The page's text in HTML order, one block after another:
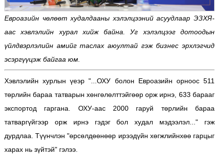
Евроазийн чөлөөт худалдааны хэлэлцээний асуудлаар ЭЗХЯ-
аас хэвлэлийн хурал хийж байна. Уг хэлэлцээг дотоодын
үйлдвэрлэлийн амийг таслах аюултай гэж бизнес эрхлэгчид
эсэргүүцэж байгаа юм.
Хэвлэлийн хурлын үеэр "...ОХУ болон Евроазийн орноос 511
төрлийн бараа татварын хөнгөлөлттэйгөөр орж ирнэ, 633 барааг
экспортод гаргана. ОХУ-аас 2000 гаруй төрлийн бараа
татваргүйгээр орж ирнэ гэдэг бол худал мэдээлэл..." гэж
дурдлаа. Түүнчлэн "өрсөлдөөнөөр ирээдүйн хөгжлийнхөө гарцыг
харах нь зүйтэй" гэлээ.